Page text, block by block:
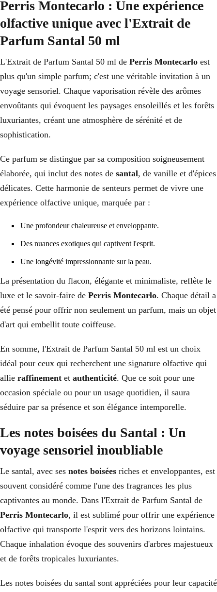
Perris Montecarlo : Une expérience
olfactive unique avec l'Extrait de
Parfum Santal 50 ml
L'Extrait de Parfum Santal 50 ml de Perris Montecarlo est
plus qu'un simple parfum; c'est une véritable invitation à un
voyage sensoriel. Chaque vaporisation révèle des arômes
envoûtants qui évoquent les paysages ensoleillés et les forêts
luxuriantes, créant une atmosphère de sérénité et de
sophistication.
Ce parfum se distingue par sa composition soigneusement
élaborée, qui inclut des notes de santal, de vanille et d'épices
délicates. Cette harmonie de senteurs permet de vivre une
expérience olfactive unique, marquée par :
Une profondeur chaleureuse et enveloppante.
Des nuances exotiques qui captivent l'esprit.
Une longévité impressionnante sur la peau.
La présentation du flacon, élégante et minimaliste, reflète le
luxe et le savoir-faire de Perris Montecarlo. Chaque détail a
été pensé pour offrir non seulement un parfum, mais un objet
d'art qui embellit toute coiffeuse.
En somme, l'Extrait de Parfum Santal 50 ml est un choix
idéal pour ceux qui recherchent une signature olfactive qui
allie raffinement et authenticité. Que ce soit pour une
occasion spéciale ou pour un usage quotidien, il saura
séduire par sa présence et son élégance intemporelle.
Les notes boisées du Santal : Un
voyage sensoriel inoubliable
Le santal, avec ses notes boisées riches et enveloppantes, est
souvent considéré comme l'une des fragrances les plus
captivantes au monde. Dans l'Extrait de Parfum Santal de
Perris Montecarlo, il est sublimé pour offrir une expérience
olfactive qui transporte l'esprit vers des horizons lointains.
Chaque inhalation évoque des souvenirs d'arbres majestueux
et de forêts tropicales luxuriantes.
Les notes boisées du santal sont appréciées pour leur capacité